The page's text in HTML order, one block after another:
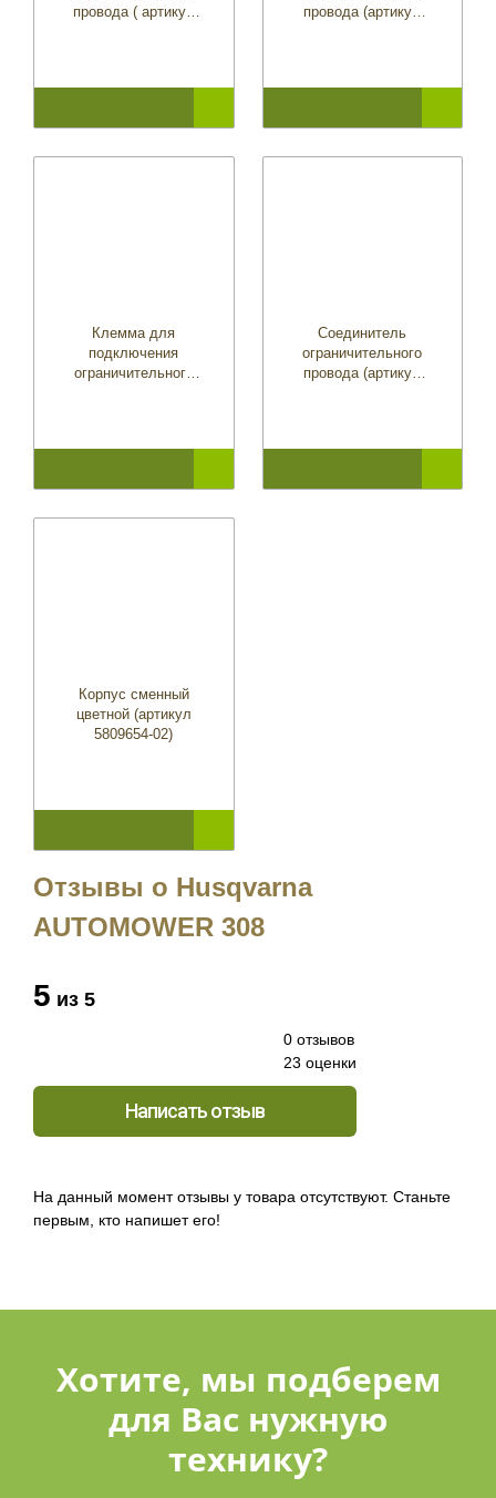
провода ( артикул
провода (артикул
Клемма для
подключения
ограничительного
Соединитель
ограничительного
провода (артикул
Корпус сменный
цветной (артикул
5809654-02)
Отзывы о Husqvarna
AUTOMOWER 308
5 из 5
0 отзывов
23 оценки
Написать отзыв
На данный момент отзывы у товара отсутствуют. Станьте
первым, кто напишет его!
Хотите, мы подберем
для Вас нужную
технику?